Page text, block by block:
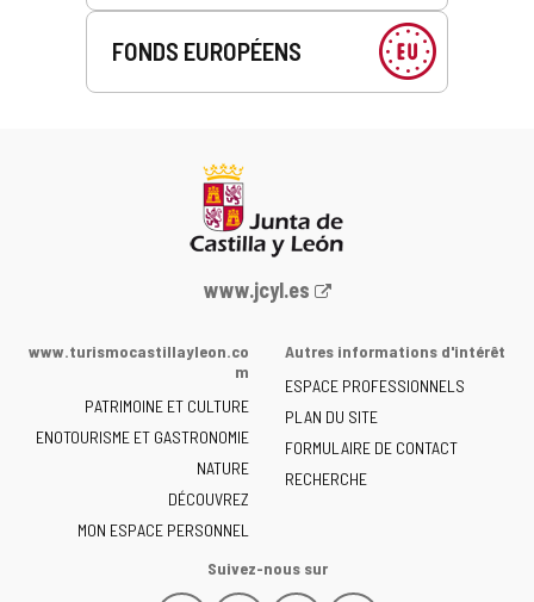
FONDS EUROPÉENS
Portail
la
de
Castilla
y
León
-
www.jcyl.es
www.turismocastillayleon.co
m
PATRIMOINE ET CULTURE
ENOTOURISME ET GASTRONOMIE
NATURE
DÉCOUVREZ
MON ESPACE PERSONNEL
Autres informations d'intérêt
ESPACE PROFESSIONNELS
PLAN DU SITE
FORMULAIRE DE CONTACT
RECHERCHE
Suivez-nous sur